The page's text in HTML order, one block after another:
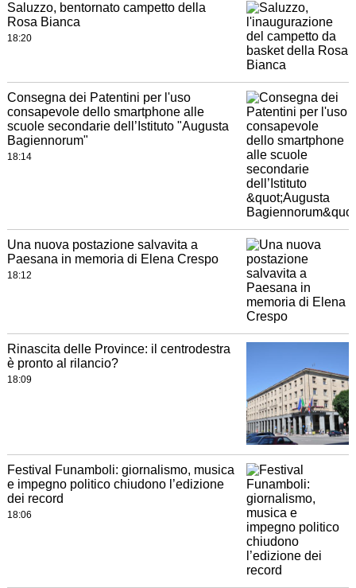
Saluzzo, bentornato campetto della
Rosa Bianca
18:20
Consegna dei Patentini per l'uso
consapevole dello smartphone alle
scuole secondarie dell’Istituto "Augusta
Bagiennorum"
18:14
Una nuova postazione salvavita a
Paesana in memoria di Elena Crespo
18:12
Rinascita delle Province: il centrodestra
è pronto al rilancio?
18:09
Festival Funamboli: giornalismo, musica
e impegno politico chiudono l’edizione
dei record
18:06